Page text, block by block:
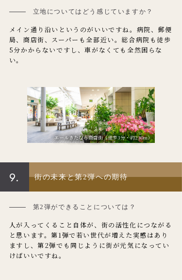
立地についてはどう感じていますか？
メイン通り沿いというのがいいですね。病院、郵便
局、商店街、スーパーも全部近い。総合病院も徒歩
5分かからないですし、車がなくても全然困らな
い。
エールきたなら商店街（徒歩3分・約230m）
9. 街の未来と第2弾への期待
第2弾ができることについては？
人が入ってくること自体が、街の活性化につながる
と思います。第1弾で若い世代が増えた実感はあり
ますし、第2弾でも同じように街が元気になってい
けばいいですね。